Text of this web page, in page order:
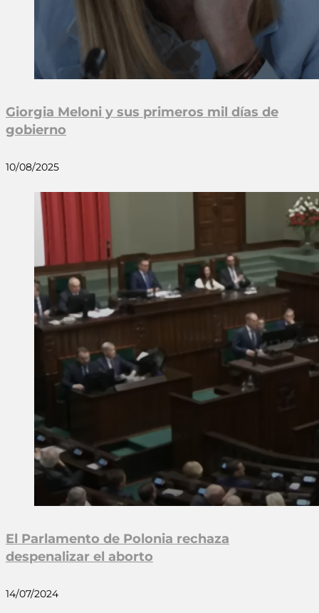
Giorgia Meloni y sus primeros mil días de
gobierno
10/08/2025
El Parlamento de Polonia rechaza
despenalizar el aborto
14/07/2024